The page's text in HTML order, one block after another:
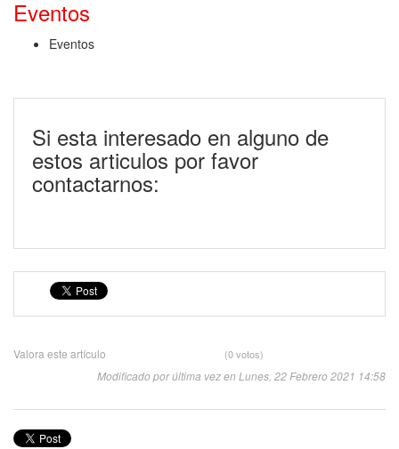
Eventos
Eventos
Si esta interesado en alguno de
estos articulos por favor
contactarnos:
Valora este artículo (0 votos)
Modificado por última vez en Lunes, 22 Febrero 2021 14:58